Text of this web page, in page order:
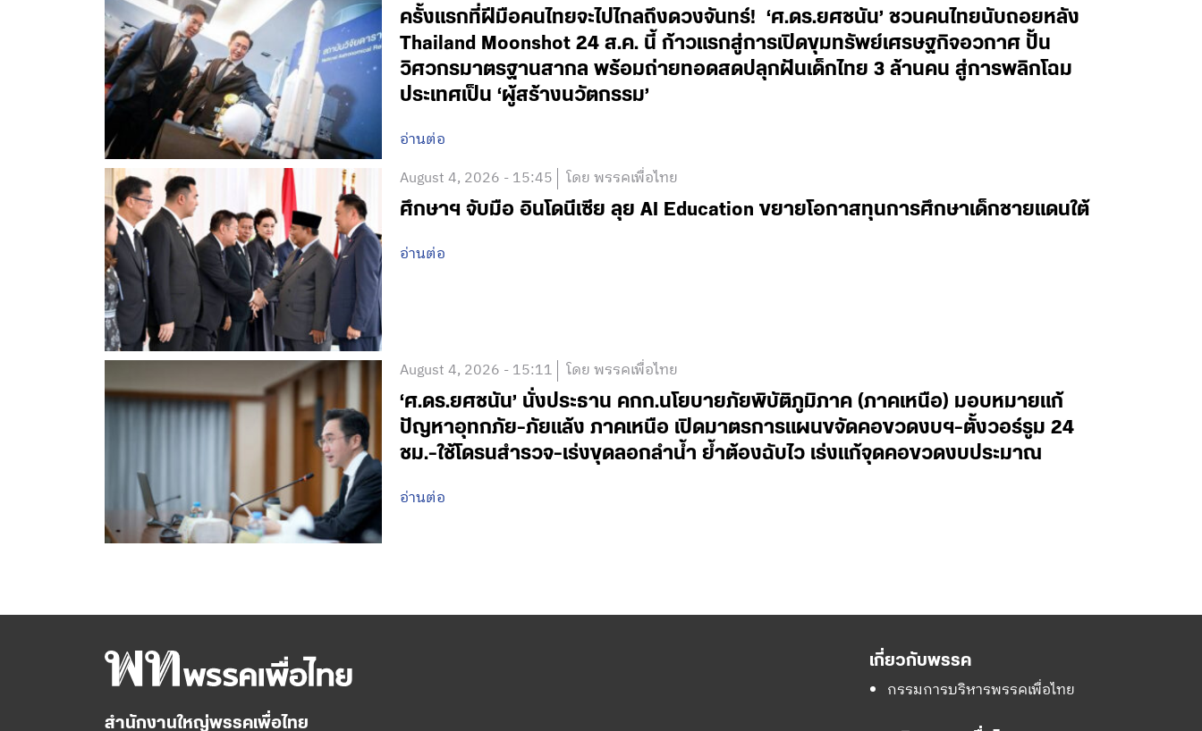
ครั้งแรกที่ฝีมือคนไทยจะไปไกลถึงดวงจันทร์! ‘ศ.ดร.ยศชนัน’ ชวนคนไทยนับถอยหลัง
Thailand Moonshot 24 ส.ค. นี้ ก้าวแรกสู่การเปิดขุมทรัพย์เศรษฐกิจอวกาศ ปั้น
วิศวกรมาตรฐานสากล พร้อมถ่ายทอดสดปลุกฝันเด็กไทย 3 ล้านคน สู่การพลิกโฉม
ประเทศเป็น ‘ผู้สร้างนวัตกรรม’
อ่านต่อ
August 4, 2026 - 15:45 โดย พรรคเพื่อไทย
ศึกษาฯ จับมือ อินโดนีเซีย ลุย AI Education ขยายโอกาสทุนการศึกษาเด็กชายแดนใต้
อ่านต่อ
August 4, 2026 - 15:11 โดย พรรคเพื่อไทย
‘ศ.ดร.ยศชนัน’ นั่งประธาน คกก.นโยบายภัยพิบัติภูมิภาค (ภาคเหนือ) มอบหมายแก้
ปัญหาอุทกภัย-ภัยแล้ง ภาคเหนือ เปิดมาตรการแผนขจัดคอขวดงบฯ-ตั้งวอร์รูม 24
ชม.-ใช้โดรนสำรวจ-เร่งขุดลอกลำน้ำ ย้ำต้องฉับไว เร่งแก้จุดคอขวดงบประมาณ
อ่านต่อ
สำนักงานใหญ่พรรคเพื่อไทย
เกี่ยวกับพรรค
กรรมการบริหารพรรคเพื่อไทย